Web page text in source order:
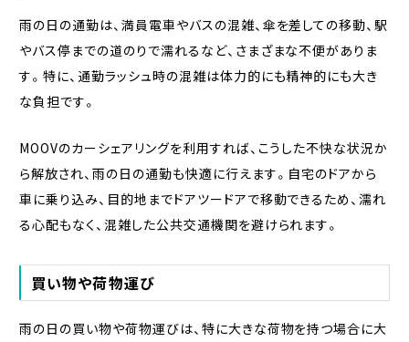
雨の日の通勤は、満員電車やバスの混雑、傘を差しての移動、駅
やバス停までの道のりで濡れるなど、さまざまな不便がありま
す。特に、通勤ラッシュ時の混雑は体力的にも精神的にも大き
な負担です。
MOOVのカーシェアリングを利用すれば、こうした不快な状況か
ら解放され、雨の日の通勤も快適に行えます。自宅のドアから
車に乗り込み、目的地までドアツードアで移動できるため、濡れ
る心配もなく、混雑した公共交通機関を避けられます。
買い物や荷物運び
雨の日の買い物や荷物運びは、特に大きな荷物を持つ場合に大